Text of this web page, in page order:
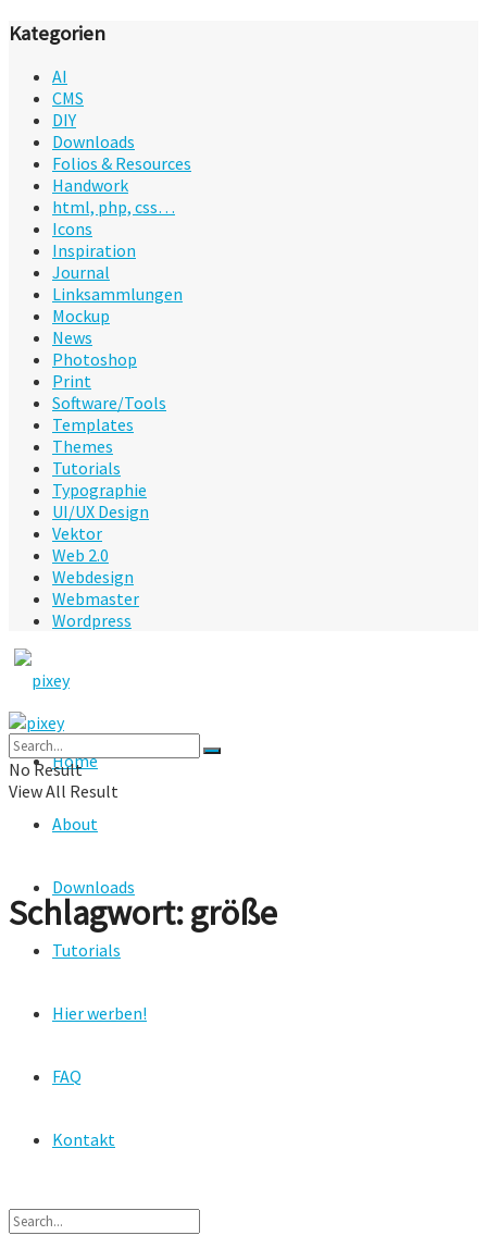
Kategorien
AI
CMS
DIY
Downloads
Folios & Resources
Handwork
html, php, css…
Icons
Inspiration
Journal
Linksammlungen
Mockup
News
Photoshop
Print
Software/Tools
Templates
Themes
Tutorials
Typographie
UI/UX Design
Vektor
Web 2.0
Webdesign
Webmaster
Wordpress
Home
About
Downloads
Tutorials
Hier werben!
FAQ
Kontakt
No Result
View All Result
Schlagwort:größe